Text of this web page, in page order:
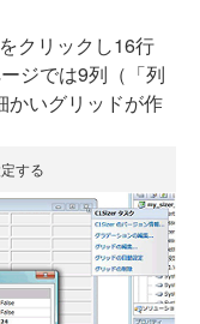
クリックし16行
ジでは9列（「列
かいグリッドが作
する